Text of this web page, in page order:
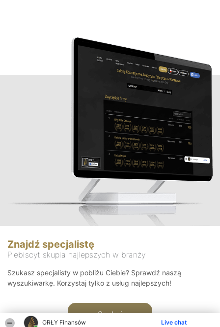
ORŁY Finansów Live chat
Znajdź specjalistę
Plebiscyt skupia najlepszych w branży
Szukasz specjalisty w pobliżu Ciebie? Sprawdź naszą
wyszukiwarkę. Korzystaj tylko z usług najlepszych!
Szukaj